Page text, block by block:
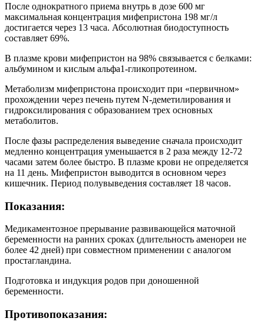
После однократного приема внутрь в дозе 600 мг
максимальная концентрация мифепристона 198 мг/л
достигается через 13 часа. Абсолютная биодоступность
составляет 69%.
В плазме крови мифепристон на 98% связывается с белками:
альбумином и кислым альфа1-гликопротеином.
Метаболизм мифепристона происходит при «первичном»
прохождении через печень путем N-деметилирования и
гидроксилирования с образованием трех основных
метаболитов.
После фазы распределения выведение сначала происходит
медленно концентрация уменьшается в 2 раза между 12-72
часами затем более быстро. В плазме крови не определяется
на 11 день. Мифепристон выводится в основном через
кишечник. Период полувыведения составляет 18 часов.
Показания:
Медикаментозное прерывание развивающейся маточной
беременности на ранних сроках (длительность аменореи не
более 42 дней) при совместном применении с аналогом
простагландина.
Подготовка и индукция родов при доношенной
беременности.
Противопоказания: